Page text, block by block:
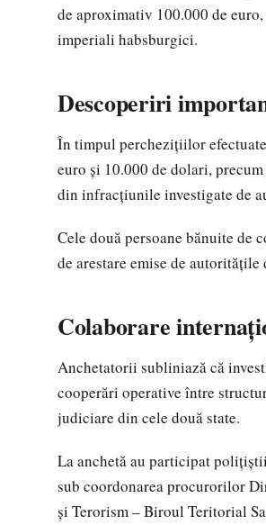
de aproximativ 100.000 de
imperiali habsburgici.
Descoperiri
În timpul perchezițiilor
euro și 10.000 de dolari,
din infracțiunile investigate de
Cele două persoane bănuite de
de arestare emise de
Colaborare
Anchetatorii subliniază că
cooperări operative între
judiciare din cele două state.
La anchetă au participat
sub coordonarea procurorilor
și Terorism – Biroul Teritorial